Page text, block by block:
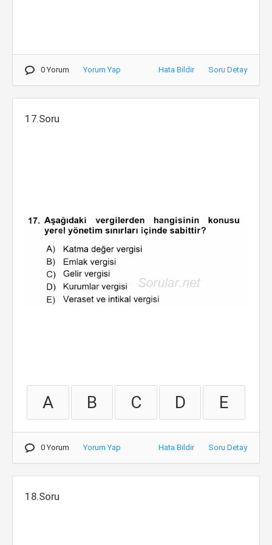
0 Yorum Yorum Yap Hata Bildir Soru Detay
17.Soru
A B C D E
0 Yorum Yorum Yap Hata Bildir Soru Detay
18.Soru